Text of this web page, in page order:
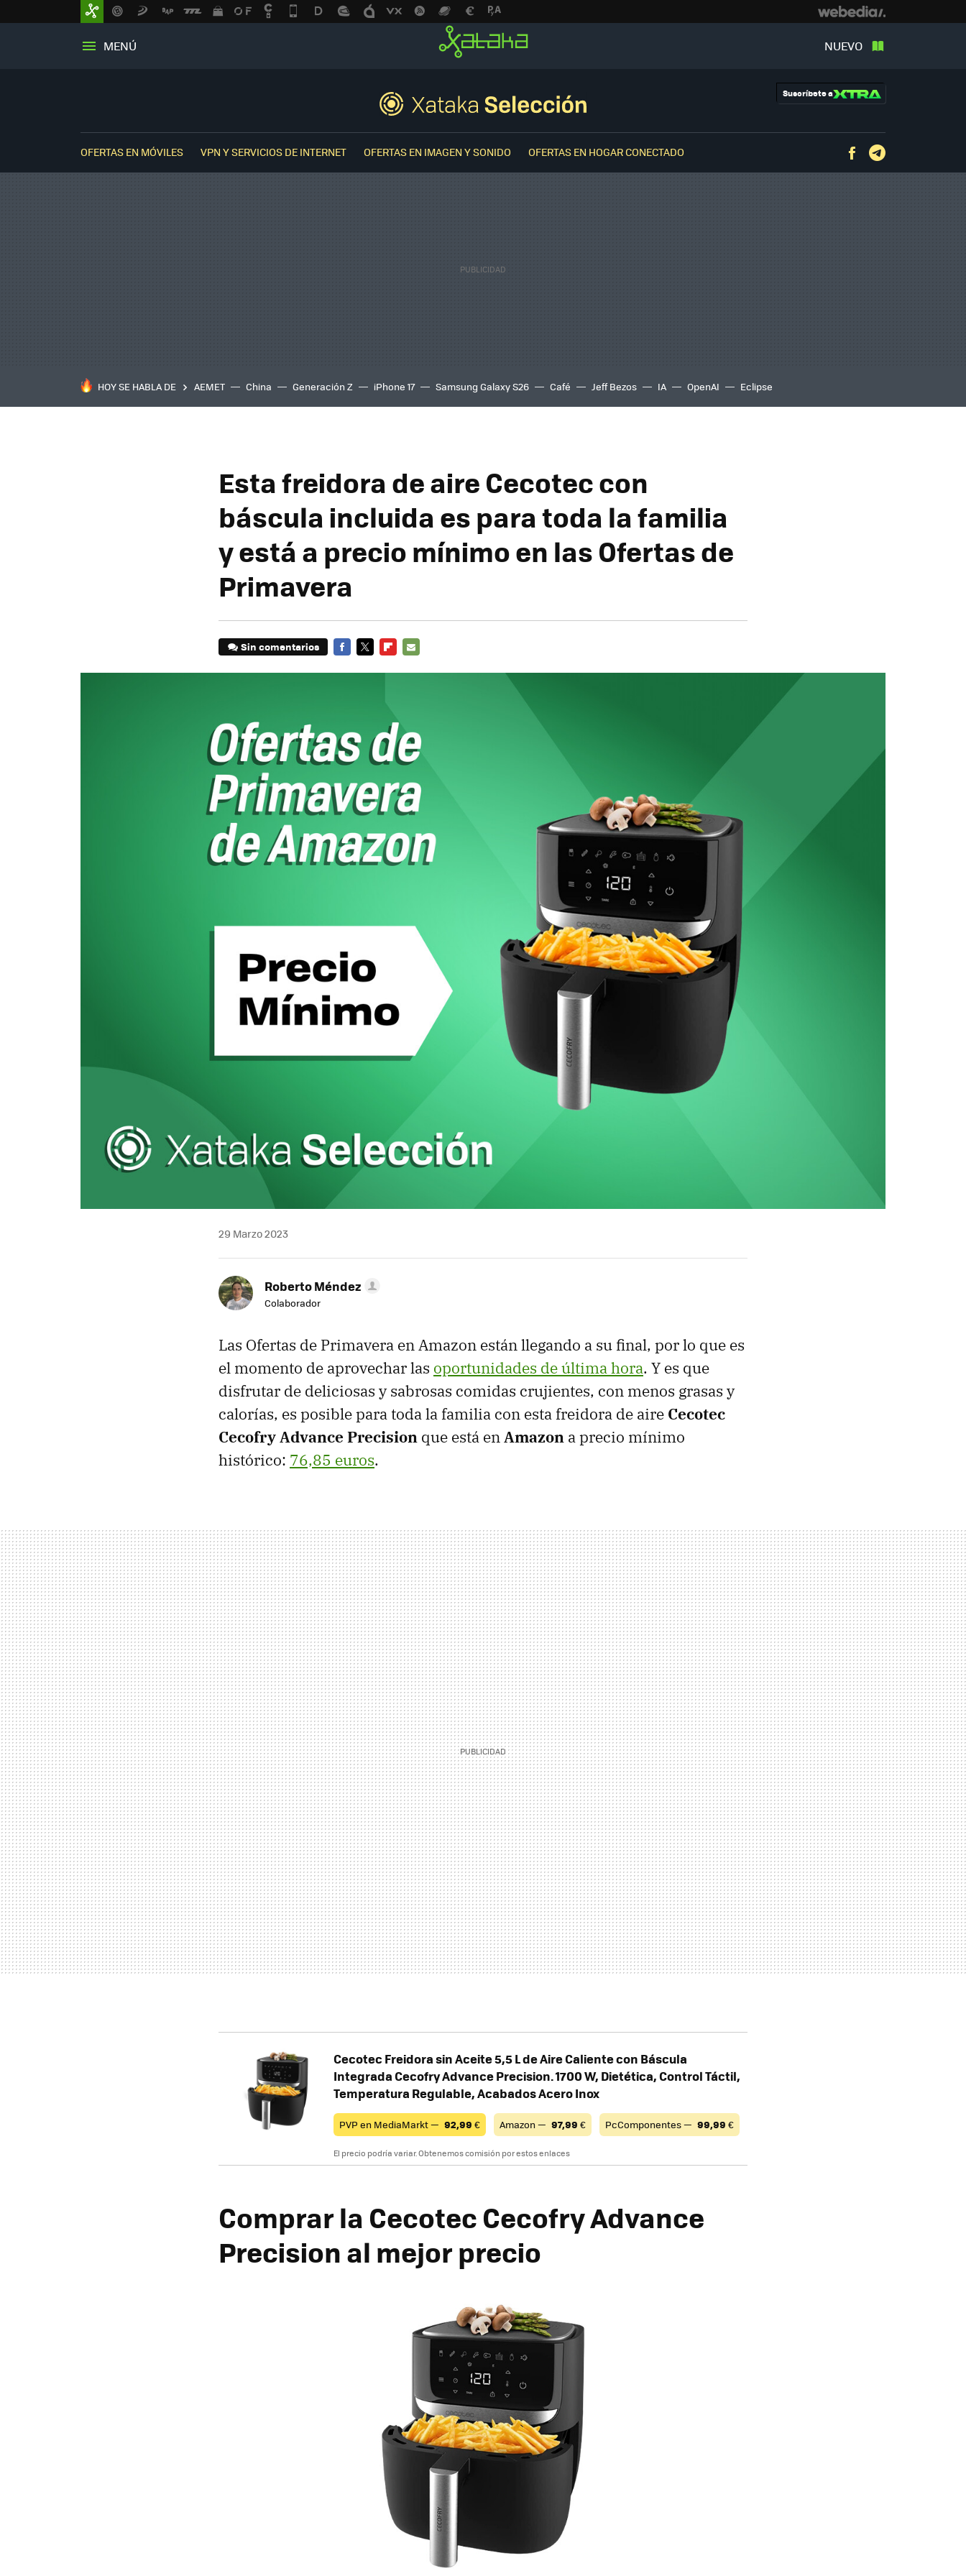
MENÚ NUEVO
Suscríbete a
OFERTAS EN MÓVILES VPN Y SERVICIOS DE INTERNET OFERTAS EN IMAGEN Y SONIDO OFERTAS EN HOGAR CONECTADO Facebook
HOY SE HABLA DE AEMET China Generación Z iPhone 17 Samsung Galaxy S26 Café Jeff Bezos IA OpenAI Eclipse
Esta freidora de aire Cecotec con
báscula incluida es para toda la familia
y está a precio mínimo en las Ofertas de
Primavera
Sin comentarios
29 Marzo 2023
Roberto Méndez
Colaborador
Las Ofertas de Primavera en Amazon están llegando a su final, por lo que es
el momento de aprovechar las oportunidades de última hora. Y es que
disfrutar de deliciosas y sabrosas comidas crujientes, con menos grasas y
calorías, es posible para toda la familia con esta freidora de aire Cecotec
Cecofry Advance Precision que está enAmazon a precio mínimo
histórico: 76,85 euros.
Cecotec Freidora sin Aceite 5,5 L de Aire Caliente con Báscula
Integrada Cecofry Advance Precision. 1700 W, Dietética, Control Táctil,
Temperatura Regulable, Acabados Acero Inox
PVP en MediaMarkt — 92,99 € Amazon — 97,99 € PcComponentes — 99,99 €
El precio podría variar. Obtenemos comisión por estos enlaces
Comprar la Cecotec Cecofry Advance
Precision al mejor precio